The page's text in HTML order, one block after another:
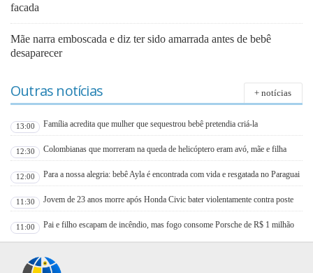
facada
Mãe narra emboscada e diz ter sido amarrada antes de bebê
desaparecer
Outras notícias + notícias
13:00 Família acredita que mulher que sequestrou bebê pretendia criá-la
12:30 Colombianas que morreram na queda de helicóptero eram avó, mãe e filha
12:00 Para a nossa alegria: bebê Ayla é encontrada com vida e resgatada no Paraguai
11:30 Jovem de 23 anos morre após Honda Civic bater violentamente contra poste
11:00 Pai e filho escapam de incêndio, mas fogo consome Porsche de R$ 1 milhão